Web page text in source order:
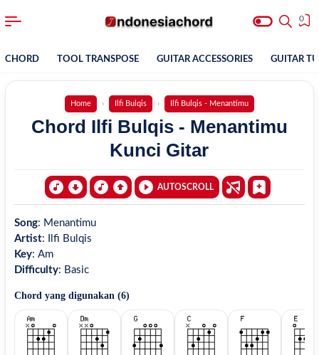
0
CHORD TOOL TRANSPOSE GUITAR ACCESSORIES GUITAR
Home Ilfi Bulqis Ilfi Bulqis - Menantimu
Chord Ilfi Bulqis - Menantimu
Kunci Gitar
AUTOSCROLL
Song: Menantimu
Artist:
Ilfi Bulqis
Key: Am
Difficulty: Basic
Chord yang digunakan (6)